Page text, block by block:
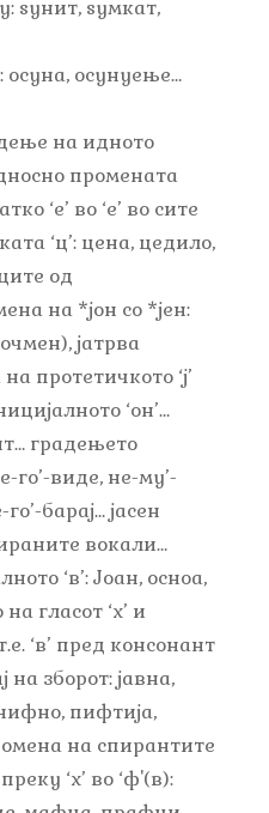
ѕунит, ѕумкат,
осуна, осунуење…
на идното
промената
‘е’ во ‘е’ во сите
‘ц’: цена, цедило,
од
на *јон со *јен:
јатрва
протетичкото ‘ј’
‘он’…
градењето
го’-виде, не-му’-
барај… јасен
вокали…
‘в’: Јоан, осноа,
гласот ‘х’ и
‘в’ пред консонант
на зборот: јавна,
пифтија,
на спирантите
преку ‘х’ во ‘ф'(в):